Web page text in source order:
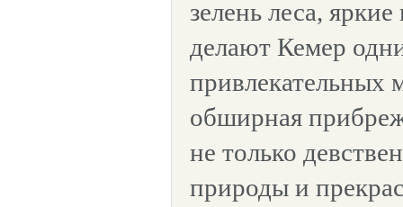
зелень леса,
делают Кемер
привлекательных
обширная
не только
природы и